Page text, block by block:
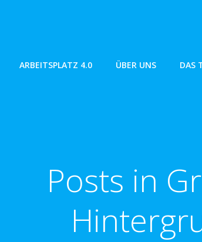
ARBEITSPLATZ 4.0 ÜBER UNS DAS
Posts in